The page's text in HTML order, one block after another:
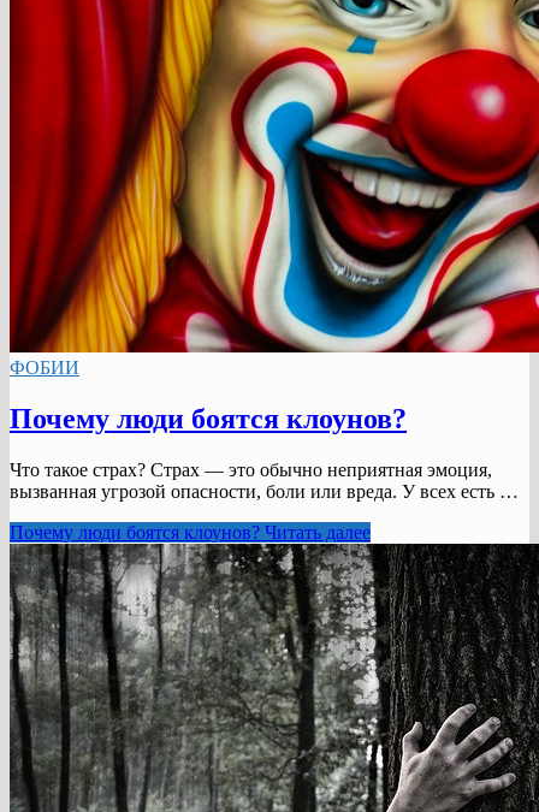
ФОБИИ
Почему люди боятся клоунов?
Что такое страх? Страх — это обычно неприятная эмоция,
вызванная угрозой опасности, боли или вреда. У всех есть …
Почему люди боятся клоунов? Читать далее